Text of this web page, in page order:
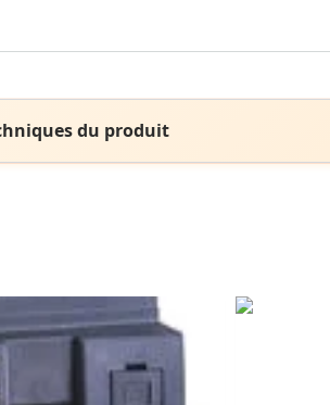
du produit